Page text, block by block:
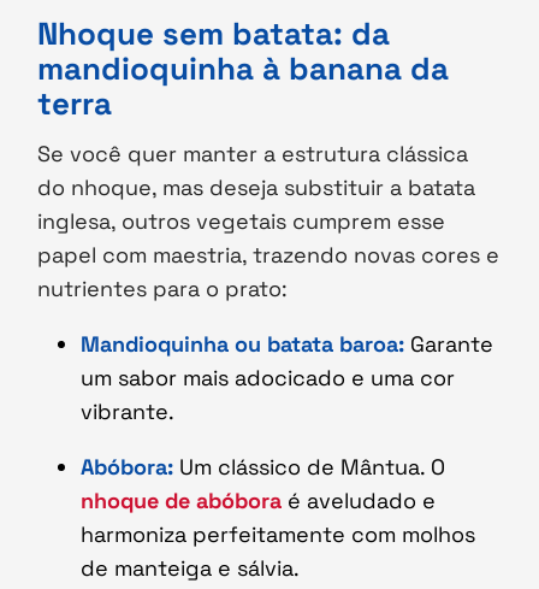
Nhoque sem batata: da
mandioquinha à banana da
terra
Se você quer manter a estrutura clássica
do nhoque, mas deseja substituir a batata
inglesa, outros vegetais cumprem esse
papel com maestria, trazendo novas cores e
nutrientes para o prato:
Mandioquinha ou batata baroa: Garante
um sabor mais adocicado e uma cor
vibrante.
Abóbora: Um clássico de Mântua. O
nhoque de abóbora é aveludado e
harmoniza perfeitamente com molhos
de manteiga e sálvia.